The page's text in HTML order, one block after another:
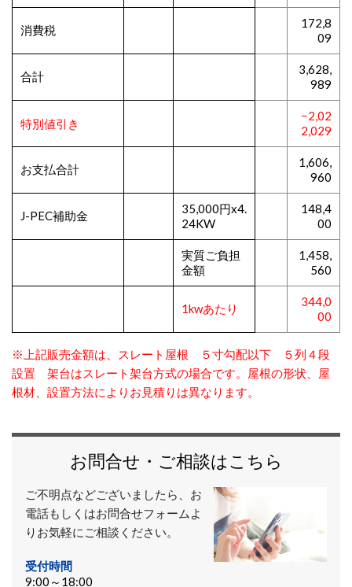
消費税
172,8
09
合計
3,628,
989
特別値引き
−2,02
2,029
お支払合計
1,606,
960
J-PEC補助金
35,000円x4.
24KW
148,4
00
実質ご負担
金額
1,458,
560
1kwあたり
344,0
00
※上記販売金額は、スレート屋根 ５寸勾配以下 ５列４段
設置 架台はスレート架台方式の場合です。屋根の形状、屋
根材、設置方法によりお見積りは異なります。
お問合せ・ご相談はこちら
ご不明点などございましたら、お
電話もしくはお問合せフォームよ
りお気軽にご相談ください。
受付時間
9:00～18:00